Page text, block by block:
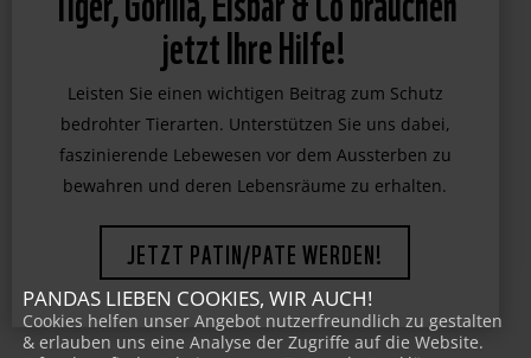
Tiger, Gorilla, Eisbär & Co brauchen
jetzt Ihre Hilfe!
Leisten Sie einen wichtigen Beitrag zum Schutz
bedrohter Tierarten. Unterstützen Sie uns dabei,
faszinierende Lebewesen vor dem Aussterben zu
JETZT PATIN/PATE WERDEN!
PANDAS LIEBEN COOKIES, WIR AUCH!
Cookies helfen unser Angebot nutzerfreundlich zu gestalten
& erlauben uns eine Analyse der Zugriffe auf die Website.